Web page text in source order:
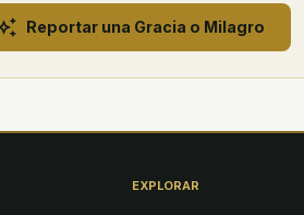
Reportar una Gracia o Milagro
EXPLORAR